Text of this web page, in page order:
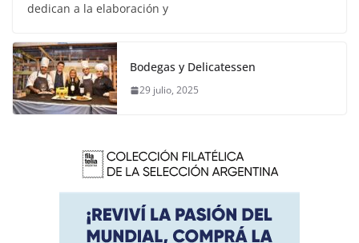
dedican a la elaboración y
Bodegas y Delicatessen
29 julio, 2025